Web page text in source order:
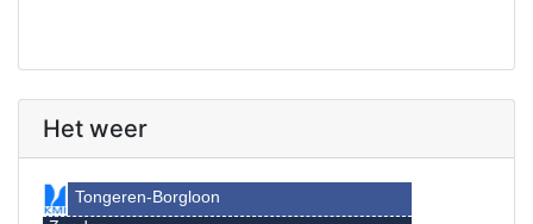
Het weer